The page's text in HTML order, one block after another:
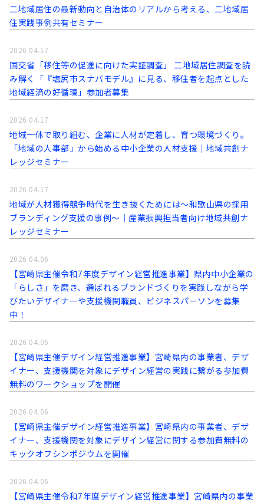
二地域居住の最新動向と自治体のリアルから考える、二地域居
住実践事例共有セミナー
国交省「移住等の促進に向けた実証調査」 二地域居住調査を読
み解く「『塩尻市スナバモデル』に見る、移住者を起点とした
地域経済の好循環」参加者募集
2026.04.17
地域一体で取り組む、企業に人材が定着し、育つ環境づくり。
「地域の人事部」から始める中小企業の人材支援｜地域共創ナ
レッジセミナー
2026.04.17
地域が人材獲得競争時代を生き抜くためには～和歌山県の採用
ブランディング支援の事例～｜産業振興担当者向け地域共創ナ
レッジセミナー
2026.04.17
【宮崎県主催令和7年度デザイン経営推進事業】県内中小企業の
「らしさ」を磨き、選ばれるブランドづくりを実践しながら学
びたいデザイナーや支援機関職員、ビジネスパーソンを募集
中！
2026.04.06
【宮崎県主催デザイン経営推進事業】宮崎県内の事業者、デザ
イナー、支援機関を対象にデザイン経営の実践に繋がる参加費
無料のワークショップを開催
2026.04.06
【宮崎県主催デザイン経営推進事業】宮崎県内の事業者、デザ
イナー、支援機関を対象にデザイン経営に関する参加費無料の
キックオフシンポジウムを開催
2026.04.06
【宮崎県主催令和7年度デザイン経営推進事業】宮崎県内の事業
2026.04.06